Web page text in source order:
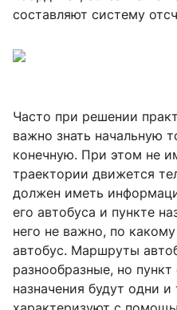
составляют систему
Часто при решении
важно знать начальную
конечную. При этом не
траектории движется
должен иметь
его автобуса и пункте
него не важно, по
автобус. Маршруты
разнообразные, но
назначения будут одни